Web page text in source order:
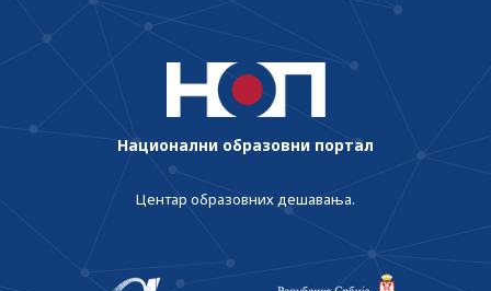
Национални образовни портал
Центар образовних дешавања.